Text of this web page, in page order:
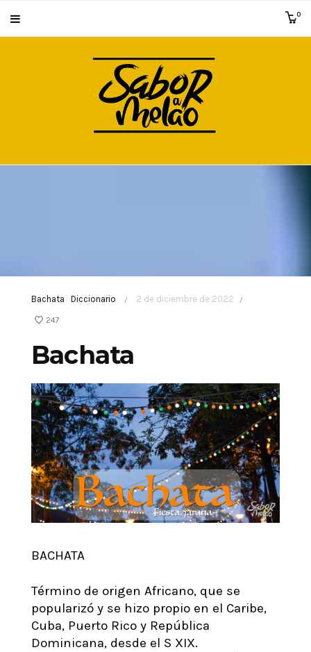
0
Bachata Diccionario / 2 de diciembre de 2022 /
247
Bachata
BACHATA
Término de origen Africano, que se
popularizó y se hizo propio en el Caribe,
Cuba, Puerto Rico y República
Dominicana, desde el S XIX.